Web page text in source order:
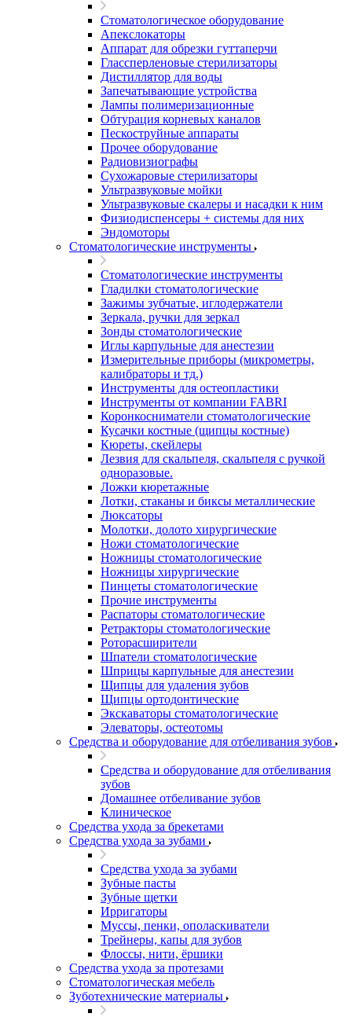
Стоматологическое оборудование
Апекслокаторы
Аппарат для обрезки гуттаперчи
Глассперленовые стерилизаторы
Дистиллятор для воды
Запечатывающие устройства
Лампы полимеризационные
Обтурация корневых каналов
Пескоструйные аппараты
Прочее оборудование
Радиовизиографы
Сухожаровые стерилизаторы
Ультразвуковые мойки
Ультразвуковые скалеры и насадки к ним
Физиодиспенсеры + системы для них
Эндомоторы
Стоматологические инструменты
Стоматологические инструменты
Гладилки стоматологические
Зажимы зубчатые, иглодержатели
Зеркала, ручки для зеркал
Зонды стоматологические
Иглы карпульные для анестезии
Измерительные приборы (микрометры,
калибраторы и тд.)
Инструменты для остеопластики
Инструменты от компании FABRI
Коронкосниматели стоматологические
Кусачки костные (щипцы костные)
Кюреты, скейлеры
Лезвия для скальпеля, скальпеля с ручкой
одноразовые.
Ложки кюретажные
Лотки, стаканы и биксы металлические
Люксаторы
Молотки, долото хирургические
Ножи стоматологические
Ножницы стоматологические
Ножницы хирургические
Пинцеты стоматологические
Прочие инструменты
Распаторы стоматологические
Ретракторы стоматологические
Роторасширители
Шпатели стоматологические
Шприцы карпульные для анестезии
Щипцы для удаления зубов
Щипцы ортодонтические
Экскаваторы стоматологические
Элеваторы, остеотомы
Средства и оборудование для отбеливания зубов
Средства и оборудование для отбеливания
зубов
Домашнее отбеливание зубов
Клиническое
Средства ухода за брекетами
Средства ухода за зубами
Средства ухода за зубами
Зубные пасты
Зубные щетки
Ирригаторы
Муссы, пенки, ополаскиватели
Трейнеры, капы для зубов
Флоссы, нити, ёршики
Средства ухода за протезами
Стоматологическая мебель
Зуботехнические материалы